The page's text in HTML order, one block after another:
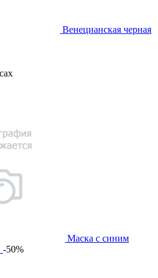
Венецианская черная
Маска с синим
-50%